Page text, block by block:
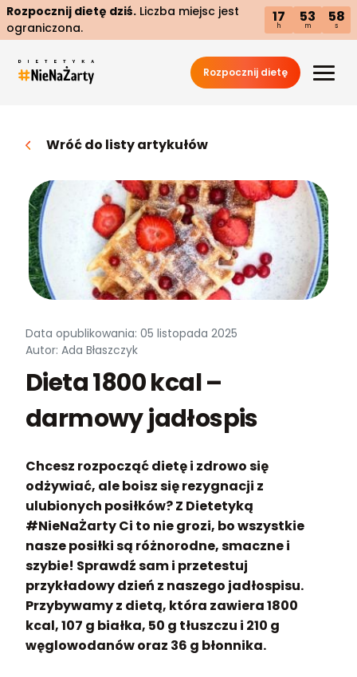
Rozpocznij dietę dziś. Liczba miejsc jest
ograniczona.
17
h
53
m
57
s
Rozpocznij dietę
Wróć do listy artykułów
Data opublikowania: 05 listopada 2025
Autor: Ada Błaszczyk
Dieta 1800 kcal –
darmowy jadłospis
Chcesz rozpocząć dietę i zdrowo się
odżywiać, ale boisz się rezygnacji z
ulubionych posiłków? Z Dietetyką
#NieNaŻarty Ci to nie grozi, bo wszystkie
nasze posiłki są różnorodne, smaczne i
szybie! Sprawdź sam i przetestuj
przykładowy dzień z naszego jadłospisu.
Przybywamy z dietą, która zawiera 1800
kcal, 107 g białka, 50 g tłuszczu i 210 g
węglowodanów oraz 36 g błonnika.